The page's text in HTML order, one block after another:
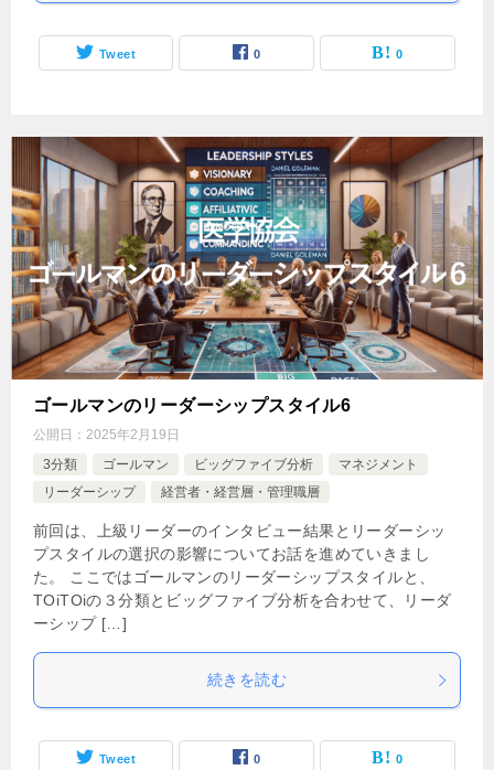
Tweet 0 0
ゴールマンのリーダーシップスタイル6
公開日： 2025年2月19日
3分類
ゴールマン ビッグファイブ分析
マネジメント
リーダーシップ
経営者・経営層・管理職層
前回は、上級リーダーのインタビュー結果とリーダーシッ
プスタイルの選択の影響についてお話を進めていきまし
た。 ここではゴールマンのリーダーシップスタイルと、
TOiTOiの３分類とビッグファイブ分析を合わせて、リーダ
ーシップ […]
続きを読む
Tweet 0 0